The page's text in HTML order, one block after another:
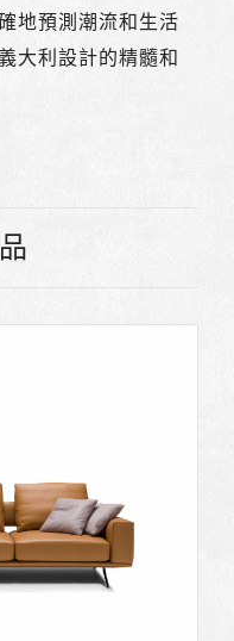
地預測潮流和生活
大利設計的精髓和